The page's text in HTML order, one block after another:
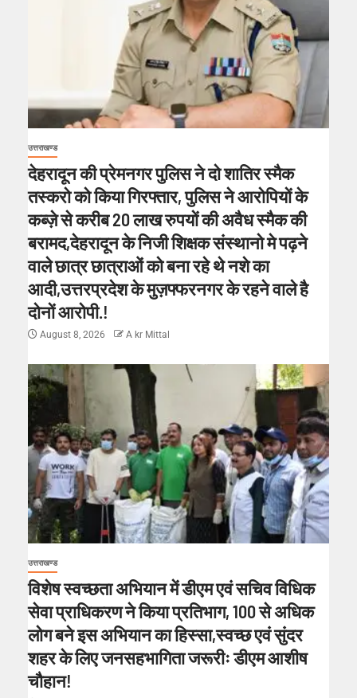
उत्तराखण्ड
देहरादून की प्रेमनगर पुलिस ने दो शातिर स्मैक
तस्करो को किया गिरफ्तार, पुलिस ने आरोपियों के
कब्ज़े से करीब 20 लाख रुपयों की अवैध स्मैक की
बरामद,देहरादून के निजी शिक्षक संस्थानो मे पढ़ने
वाले छात्र छात्राओं को बना रहे थे नशे का
आदी,उत्तरप्रदेश के मुज़फ्फरनगर के रहने वाले है
दोनों आरोपी.!
August 8, 2026 A kr Mittal
उत्तराखण्ड
विशेष स्वच्छता अभियान में डीएम एवं सचिव विधिक
सेवा प्राधिकरण ने किया प्रतिभाग, 100 से अधिक
लोग बने इस अभियान का हिस्सा,स्वच्छ एवं सुंदर
शहर के लिए जनसहभागिता जरूरीः डीएम आशीष
चौहान!